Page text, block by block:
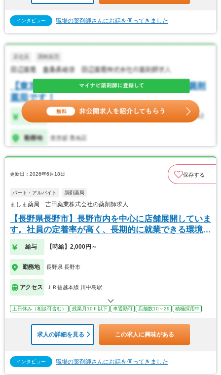
インタビュー 職場の薬剤師さんにお話を伺ってきました
更新日：2026年6月18日 保存する
パート・アルバイト 調剤薬局
ましま薬局 吉田薬業株式会社の薬剤師求人
【長野県長野市】長野市内を中心に店舗展開していま
す。社員の定着率が高く、長期的に就業できる環境が
あり
給与 【時給】2,000円～
勤務地 長野県 長野市
アクセス ＪＲ信越本線 川中島駅
土日休み（相談可含む） 残業月10ｈ以下 車通勤可 店舗数10～29 積極採用中
求人の詳細を見る この求人に興味がある
インタビュー 職場の薬剤師さんにお話を伺ってきました